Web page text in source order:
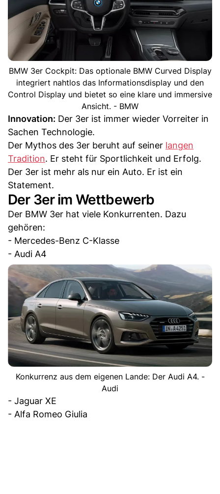
BMW 3er Cockpit: Das optionale BMW Curved Display
integriert nahtlos das Informationsdisplay und den
Control Display und bietet so eine klare und immersive
Ansicht. - BMW
Innovation: Der 3er ist immer wieder Vorreiter in
Sachen Technologie.
Der Mythos des 3er beruht auf seiner langen
Tradition. Er steht für Sportlichkeit und Erfolg.
Der 3er ist mehr als nur ein Auto. Er ist ein
Statement.
Der 3er im Wettbewerb
Der BMW 3er hat viele Konkurrenten. Dazu
gehören:
- Mercedes-Benz C-Klasse
- Audi A4
Konkurrenz aus dem eigenen Lande: Der Audi A4. -
Audi
- Jaguar XE
- Alfa Romeo Giulia